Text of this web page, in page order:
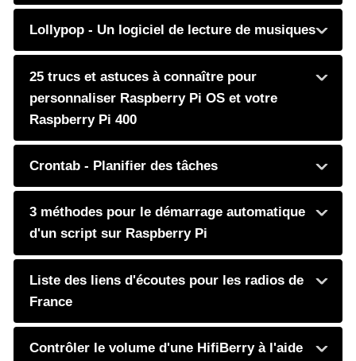
Lollypop - Un logiciel de lecture de musiques
25 trucs et astuces à connaître pour
personnaliser Raspberry Pi OS et votre
Raspberry Pi 400
Crontab - Planifier des tâches
3 méthodes pour le démarrage automatique
d'un script sur Raspberry Pi
Liste des liens d'écoutes pour les radios de
France
Contrôler le volume d'une HifiBerry à l'aide